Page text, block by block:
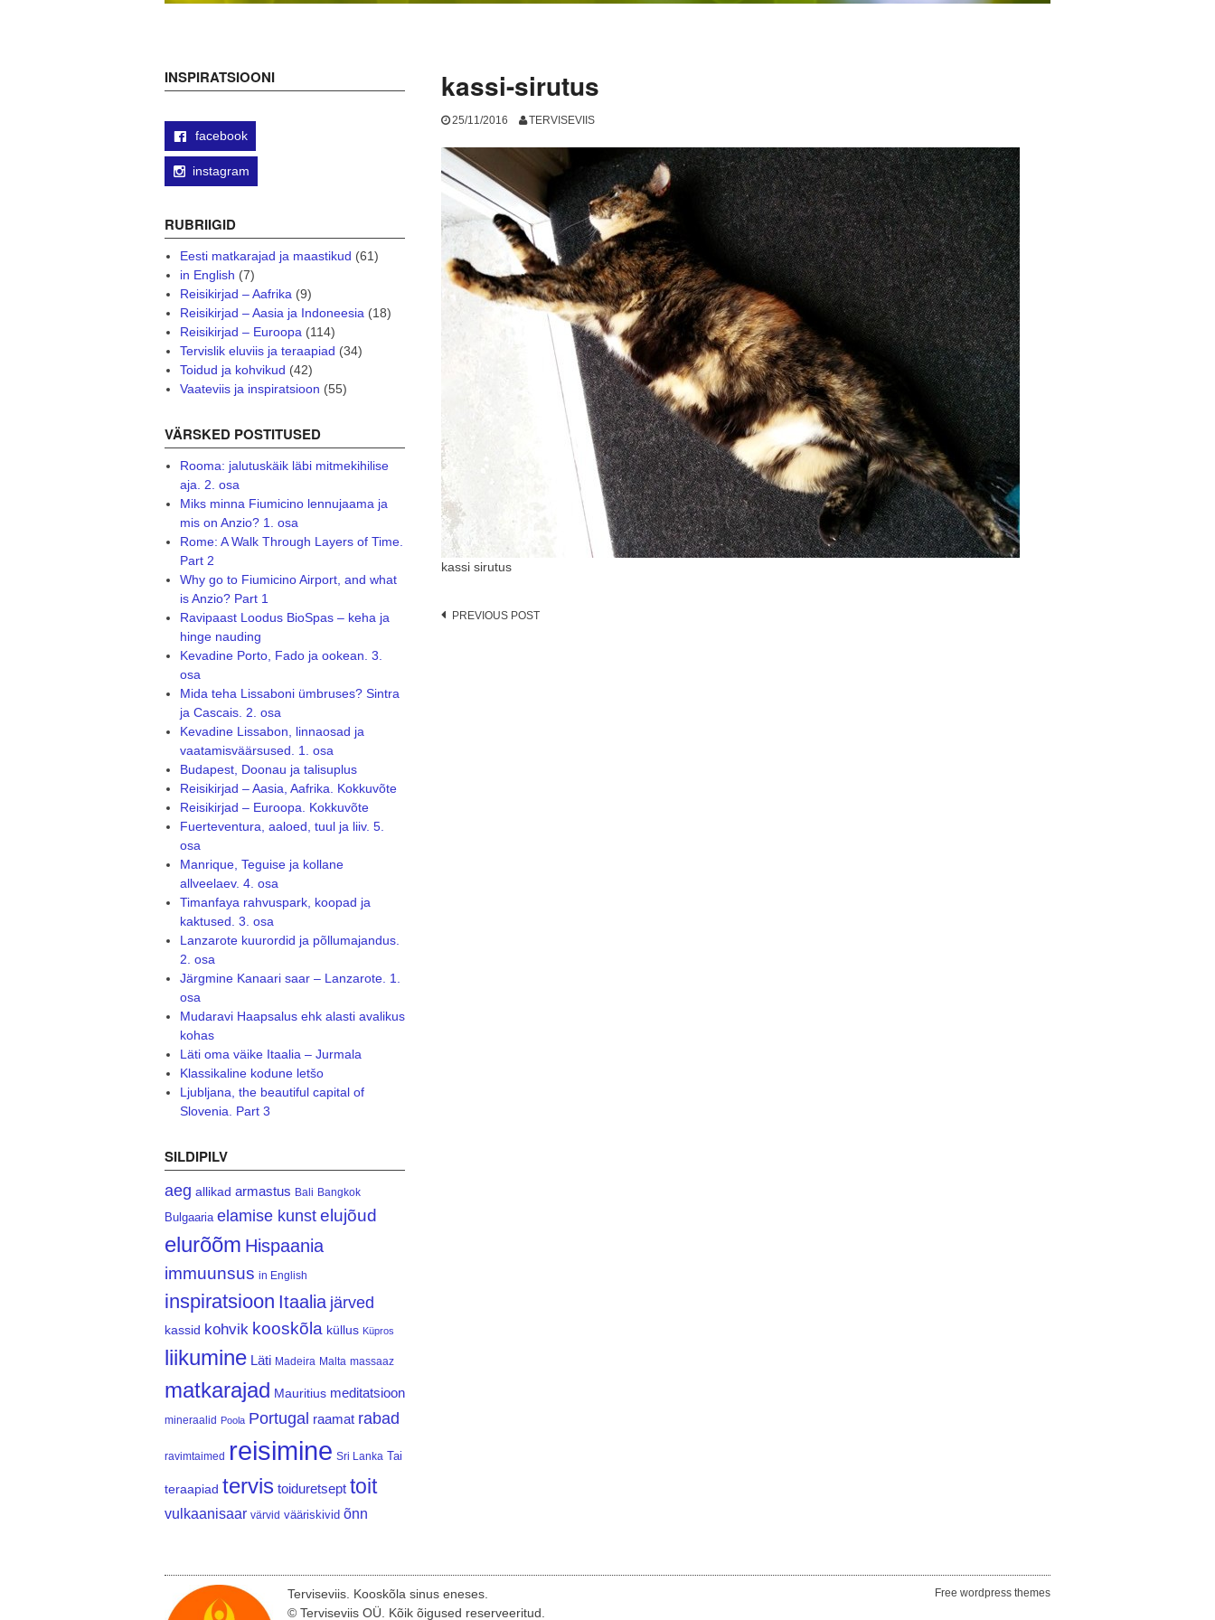
kassi-sirutus
25/11/2016 TERVISEVIIS
kassi sirutus
Post
PREVIOUS POST
INSPIRATSIOONI
facebook
instagram
RUBRIIGID
Eesti matkarajad ja maastikud (61)
in English (7)
Reisikirjad – Aafrika(9)
Reisikirjad – Aasia ja Indoneesia(18)
Reisikirjad – Euroopa(114)
Tervislik eluviis ja teraapiad (34)
Toidud ja kohvikud (42)
Vaateviis ja inspiratsioon (55)
VÄRSKED POSTITUSED
Rooma: jalutuskäik läbi mitmekihilise
aja. 2. osa
Miks minna Fiumicino lennujaama ja
mis on Anzio? 1. osa
Rome: A Walk Through Layers of Time.
Part 2
Why go to Fiumicino Airport, and what
is Anzio? Part 1
Ravipaast Loodus BioSpas – keha ja
hinge nauding
Kevadine Porto, Fado ja ookean. 3.
osa
Mida teha Lissaboni ümbruses? Sintra
ja Cascais. 2. osa
Kevadine Lissabon, linnaosad ja
vaatamisväärsused. 1. osa
Budapest, Doonau ja talisuplus
Reisikirjad – Aasia, Aafrika. Kokkuvõte
Reisikirjad – Euroopa. Kokkuvõte
Fuerteventura, aaloed, tuul ja liiv. 5.
osa
Manrique, Teguise ja kollane
allveelaev. 4. osa
Timanfaya rahvuspark, koopad ja
kaktused. 3. osa
Lanzarote kuurordid ja põllumajandus.
2. osa
Järgmine Kanaari saar – Lanzarote. 1.
osa
Mudaravi Haapsalus ehk alasti avalikus
kohas
Läti oma väike Itaalia – Jurmala
Klassikaline kodune letšo
Ljubljana, the beautiful capital of
Slovenia. Part 3
SILDIPILV
aeg allikad armastus Bali Bangkok
Bulgaaria elamise kunst elujõud
elurõõm Hispaania
immuunsus in English
inspiratsioon Itaalia järved
kassid kohvik kooskõla küllus Küpros
liikumine Läti Madeira Malta massaaz
matkarajad Mauritius meditatsioon
mineraalid Poola Portugal raamat rabad
ravimtaimed reisimine Sri Lanka Tai
teraapiad tervis toiduretsept toit
vulkaanisaar värvid vääriskivid õnn
Terviseviis. Kooskõla sinus eneses.
© Terviseviis OÜ. Kõik õigused reserveeritud.
Free wordpress themes